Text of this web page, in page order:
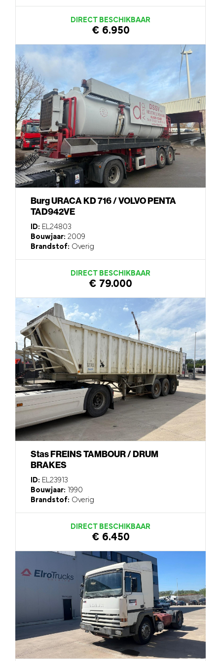
DIRECT BESCHIKBAAR
€ 6.950
Burg URACA KD 716 / VOLVO PENTA
TAD942VE
ID: EL24803
Bouwjaar: 2009
Brandstof: Overig
DIRECT BESCHIKBAAR
€ 79.000
Stas FREINS TAMBOUR / DRUM
BRAKES
ID: EL23913
Bouwjaar: 1990
Brandstof: Overig
DIRECT BESCHIKBAAR
€ 6.450